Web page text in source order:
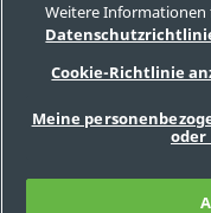
Weitere Informationen
Cookie-Richtlinie
Meine